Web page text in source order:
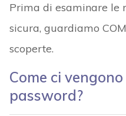
Prima di esaminare le
sicura, guardiamo
scoperte.
Come ci
password?